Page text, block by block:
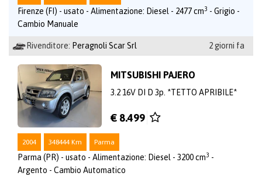
Firenze (FI) - usato - Alimentazione: Diesel - 2477 cm3 - Grigio -
Cambio Manuale
Rivenditore: Peragnoli Scar Srl 2 giorni fa
MITSUBISHI PAJERO
3.2 16V DI D 3p. *TETTO APRIBILE*
€ 8.499
2004 348444 Km Parma
Parma (PR) - usato - Alimentazione: Diesel - 3200 cm3 -
Argento - Cambio Automatico